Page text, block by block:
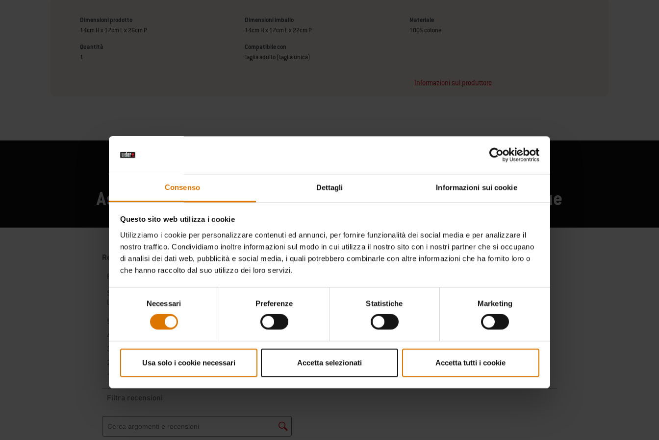
Consenso Dettagli Informazioni sui cookie
Questo sito web utilizza i cookie
Utilizziamo i cookie per personalizzare contenuti ed annunci, per fornire funzionalità dei social media e per analizzare il
nostro traffico. Condividiamo inoltre informazioni sul modo in cui utilizza il nostro sito con i nostri partner che si occupano
di analisi dei dati web, pubblicità e social media, i quali potrebbero combinarle con altre informazioni che ha fornito loro o
che hanno raccolto dal suo utilizzo dei loro servizi.
Selezione
del
Necessari Preferenze Statistiche Marketing
Usa solo i cookie necessari Accetta selezionati Accetta tutti i cookie
Dimensioni prodotto
14cm H x 17cm L x 26cm P
Dimensioni imballo
14cm H x 17cm L x 22cm P
Materiale
100% cotone
Quantità
1
Compatibile con
Taglia adulto (taglia unica)
Informazioni sul produttore
Ascolta cosa hanno da dire gli altri appassionati di barbecue